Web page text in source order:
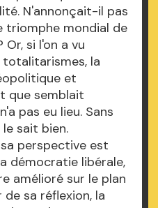
N'annonçait-il pas
triomphe mondial de
si l'on a vu
la
et
que semblait
pas eu lieu. Sans
sait bien.
perspective est
démocratie libérale,
amélioré sur le plan
sa réflexion, la